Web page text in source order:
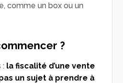
comme un box ou un
?
: la fiscalité d’une vente
un sujet à prendre à